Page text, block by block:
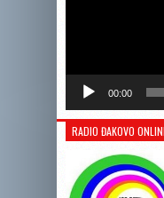
00:00
RADIO ĐAKOVO